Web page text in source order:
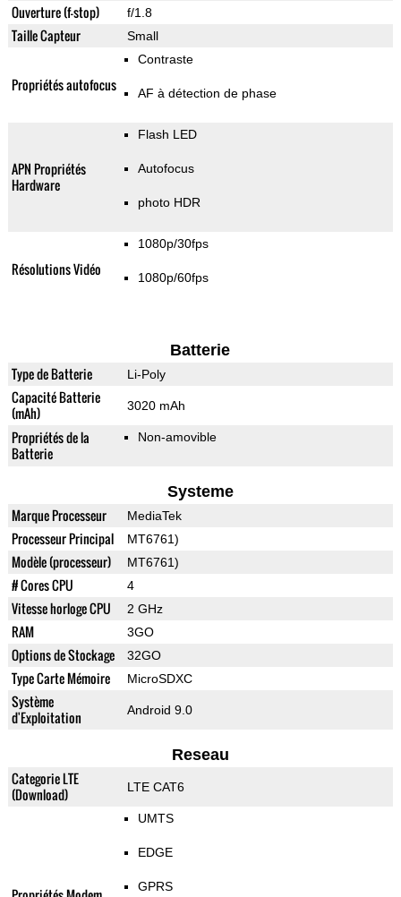
Ouverture (f-stop) f/1.8
Taille Capteur Small
Propriétés autofocus
Contraste
AF à détection de phase
APN Propriétés
Hardware
Flash LED
Autofocus
photo HDR
Résolutions Vidéo
1080p/30fps
1080p/60fps
Batterie
Type de Batterie Li-Poly
Capacité Batterie
(mAh)
3020 mAh
Propriétés de la
Batterie
Non-amovible
Systeme
Marque Processeur MediaTek
Processeur Principal MT6761)
Modèle (processeur) MT6761)
# Cores CPU 4
Vitesse horloge CPU 2 GHz
RAM 3GO
Options de Stockage 32GO
Type Carte Mémoire MicroSDXC
Système
d'Exploitation
Android 9.0
Reseau
Categorie LTE
(Download)
LTE CAT6
UMTS
EDGE
GPRS